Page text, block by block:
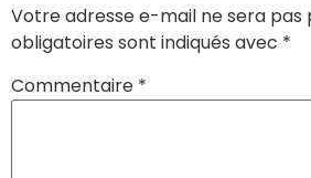
Votre adresse e-mail ne sera pas
obligatoires sont indiqués avec *
Commentaire *